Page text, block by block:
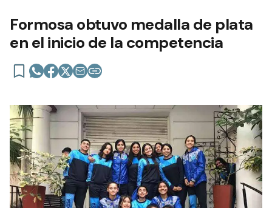
Formosa obtuvo medalla de plata
en el inicio de la competencia